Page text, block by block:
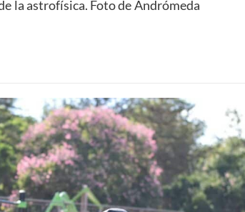
la astrofísica. Foto de Andrómeda